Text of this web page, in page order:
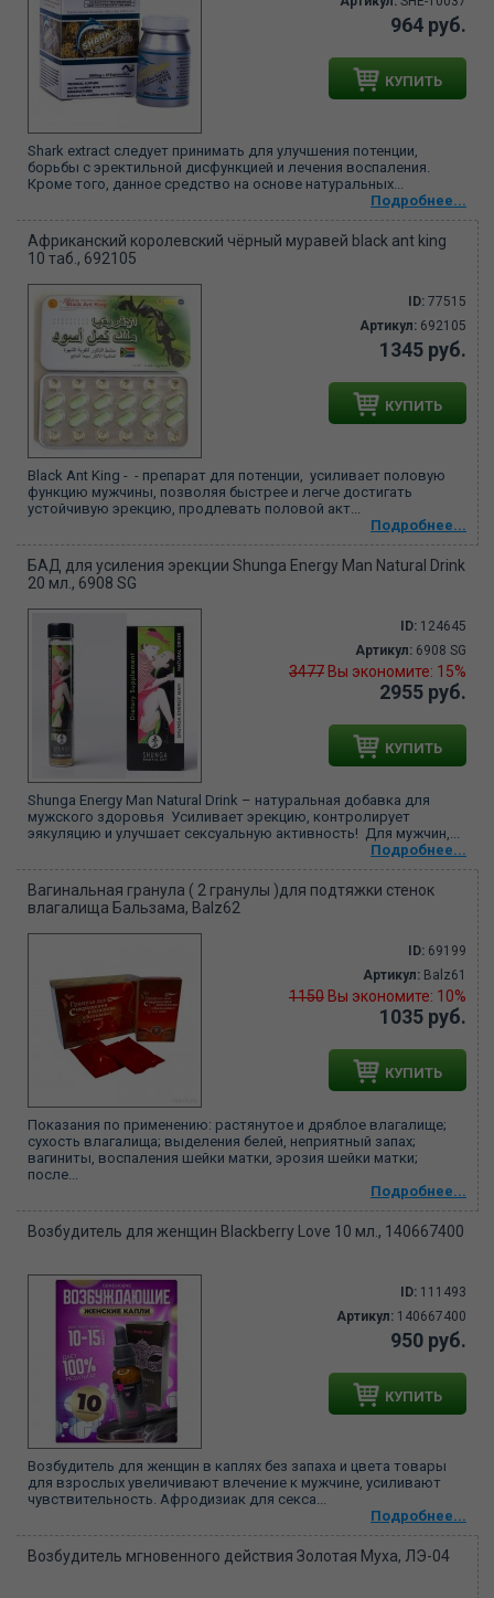
964 руб.
КУПИТЬ
Shark extract следует принимать для улучшения потенции,
борьбы с эректильной дисфункцией и лечения воспаления.
Кроме того, данное средство на основе натуральных...
Подробнее...
Африканский королевский чёрный муравей black ant king
10 таб., 692105
ID: 77515
Артикул: 692105
1345 руб.
КУПИТЬ
Black Ant King - - препарат для потенции, усиливает половую
функцию мужчины, позволяя быстрее и легче достигать
устойчивую эрекцию, продлевать половой акт...
Подробнее...
БАД для усиления эрекции Shunga Energy Man Natural Drink
20 мл., 6908 SG
ID: 124645
Артикул: 6908 SG
3477 Вы экономите: 15%
2955 руб.
КУПИТЬ
Shunga Energy Man Natural Drink – натуральная добавка для
мужского здоровья Усиливает эрекцию, контролирует
эякуляцию и улучшает сексуальную активность! Для мужчин,...
Подробнее...
Вагинальная гранула ( 2 гранулы )для подтяжки стенок
влагалища Бальзама, Balz62
ID: 69199
Артикул: Balz61
1150 Вы экономите: 10%
1035 руб.
КУПИТЬ
Показания по применению: растянутое и дряблое влагалище;
сухость влагалища; выделения белей, неприятный запах;
вагиниты, воспаления шейки матки, эрозия шейки матки;
после...
Подробнее...
Возбудитель для женщин Blackberry Love 10 мл., 140667400
ID: 111493
Артикул: 140667400
950 руб.
КУПИТЬ
Возбудитель для женщин в каплях без запаха и цвета товары
для взрослых увеличивают влечение к мужчине, усиливают
чувствительность. Афродизиак для секса...
Подробнее...
Возбудитель мгновенного действия Золотая Муха, ЛЭ-04